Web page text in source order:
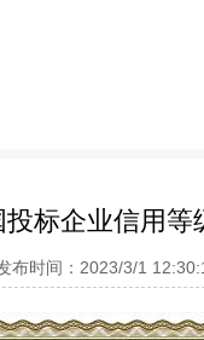
投标企业信用等
时间：2023/3/1